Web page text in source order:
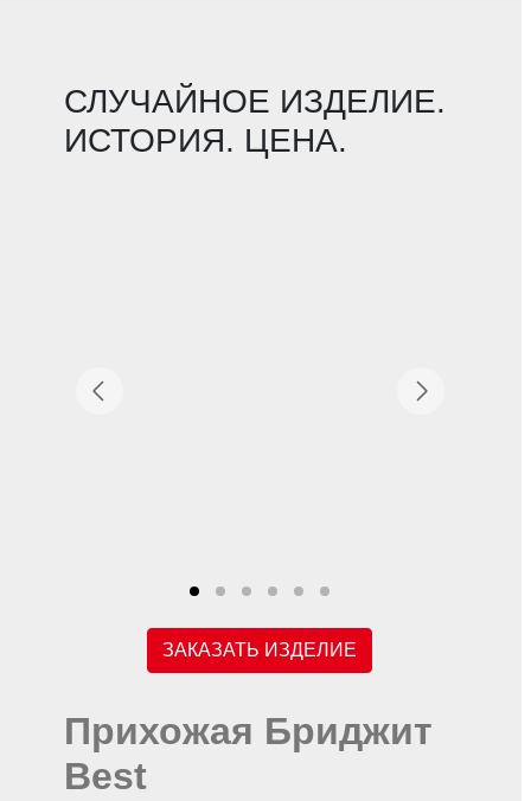
СЛУЧАЙНОЕ ИЗДЕЛИЕ.
ИСТОРИЯ. ЦЕНА.
ЗАКАЗАТЬ ИЗДЕЛИЕ
Прихожая Бриджит
Best